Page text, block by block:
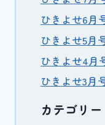
ひきよせ6
ひきよせ5月
ひきよせ4
ひきよせ3月
カテゴリー